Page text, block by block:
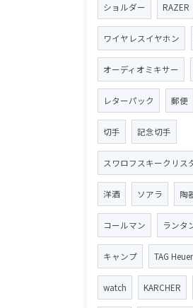
ショルダー RAZER
ワイヤレスイヤホン
オーディオミキサー
レターパック 郵便
切手 記念切手
スワロフスキークリス
洋酒 ソアラ 陶
コールマン ランタ
キャンプ TAG Heuer
watch KARCHER